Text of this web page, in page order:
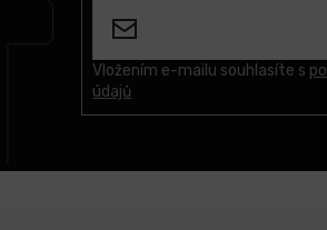
Vložením e-mailu souhlasíte s
údajů